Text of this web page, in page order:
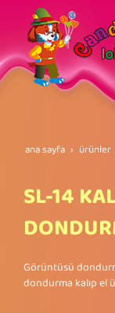
ana sayfa ürünler
SL-14
Görüntüsü
dondurma kalıp el